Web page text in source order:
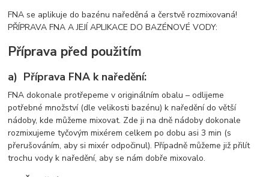
FNA se aplikuje do bazénu naředěná a čerstvě rozmixovaná!
PŘÍPRAVA FNA A JEJÍ APLIKACE DO BAZÉNOVÉ VODY:
Příprava před použitím
a) Příprava FNA k naředění:
FNA dokonale protřepeme v originálním obalu – odlijeme
potřebné množství (dle velikosti bazénu) k naředění do větší
nádoby, kde můžeme mixovat. Zde ji na dně nádoby dokonale
rozmixujeme tyčovým mixérem celkem po dobu asi 3 min (s
přerušováním, aby si mixér odpočinul). Případně můžeme již přilít
trochu vody k naředění, aby se nám dobře mixovalo.